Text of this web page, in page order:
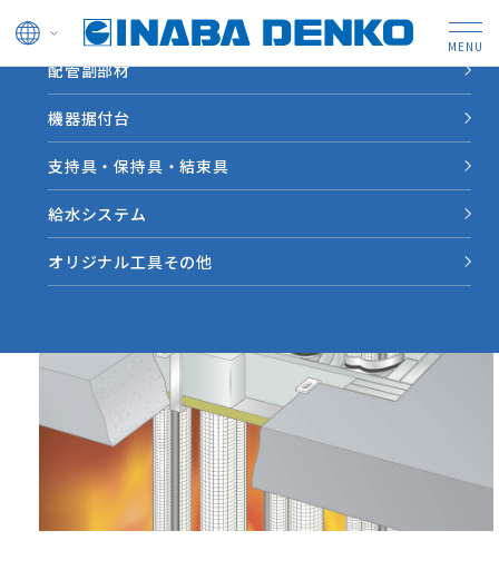
ドレン管
配管副部材
機器据付台
支持具・保持具・結束具
給水システム
オリジナル工具その他
HOME 製品情報 【IRBS】耐火ボックスＳ